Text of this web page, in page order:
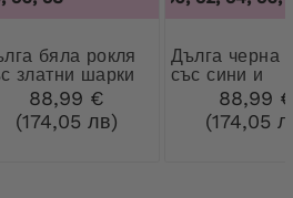
златни шарки
88,99 €
(174,05 лв)
Дълга черна рокля
със сини и
сребърни
88,99
(174,05